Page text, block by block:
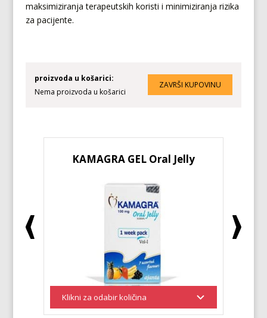
maksimiziranja terapeutskih koristi i minimiziranja rizika
za pacijente.
proizvoda u košarici:
Nema proizvoda u košarici
KAMAGRA GEL Oral Jelly